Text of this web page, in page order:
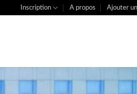
Inscription A propos Ajouter